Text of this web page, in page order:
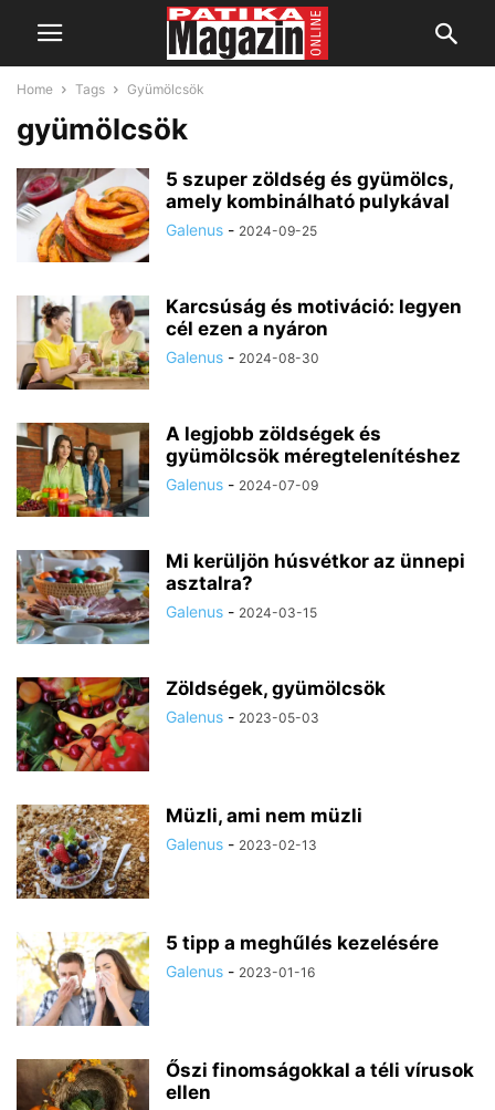
Home Tags Gyümölcsök
gyümölcsök
5 szuper zöldség és gyümölcs,
amely kombinálható pulykával
Galenus - 2024-09-25
Karcsúság és motiváció: legyen
cél ezen a nyáron
Galenus - 2024-08-30
A legjobb zöldségek és
gyümölcsök méregtelenítéshez
Galenus - 2024-07-09
Mi kerüljön húsvétkor az ünnepi
asztalra?
Galenus - 2024-03-15
Zöldségek, gyümölcsök
Galenus - 2023-05-03
Müzli, ami nem müzli
Galenus - 2023-02-13
5 tipp a meghűlés kezelésére
Galenus - 2023-01-16
Őszi finomságokkal a téli vírusok
ellen